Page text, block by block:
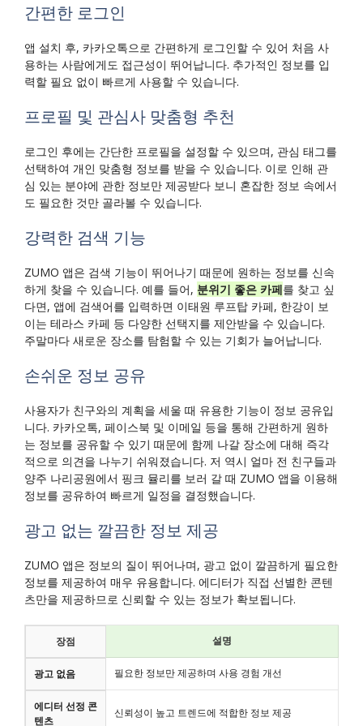
간편한 로그인
앱 설치 후, 카카오톡으로 간편하게 로그인할 수 있어 처음 사
용하는 사람에게도 접근성이 뛰어납니다. 추가적인 정보를 입
력할 필요 없이 빠르게 사용할 수 있습니다.
프로필 및 관심사 맞춤형 추천
로그인 후에는 간단한 프로필을 설정할 수 있으며, 관심 태그를
선택하여 개인 맞춤형 정보를 받을 수 있습니다. 이로 인해 관
심 있는 분야에 관한 정보만 제공받다 보니 혼잡한 정보 속에서
도 필요한 것만 골라볼 수 있습니다.
강력한 검색 기능
ZUMO 앱은 검색 기능이 뛰어나기 때문에 원하는 정보를 신속
하게 찾을 수 있습니다. 예를 들어, 분위기 좋은 카페를 찾고 싶
다면, 앱에 검색어를 입력하면 이태원 루프탑 카페, 한강이 보
이는 테라스 카페 등 다양한 선택지를 제안받을 수 있습니다.
주말마다 새로운 장소를 탐험할 수 있는 기회가 늘어납니다.
손쉬운 정보 공유
사용자가 친구와의 계획을 세울 때 유용한 기능이 정보 공유입
니다. 카카오톡, 페이스북 및 이메일 등을 통해 간편하게 원하
는 정보를 공유할 수 있기 때문에 함께 나갈 장소에 대해 즉각
적으로 의견을 나누기 쉬워졌습니다. 저 역시 얼마 전 친구들과
양주 나리공원에서 핑크 뮬리를 보러 갈 때 ZUMO 앱을 이용해
정보를 공유하여 빠르게 일정을 결정했습니다.
광고 없는 깔끔한 정보 제공
ZUMO 앱은 정보의 질이 뛰어나며, 광고 없이 깔끔하게 필요한
정보를 제공하여 매우 유용합니다. 에디터가 직접 선별한 콘텐
츠만을 제공하므로 신뢰할 수 있는 정보가 확보됩니다.
장점 설명
광고 없음 필요한 정보만 제공하며 사용 경험 개선
에디터 선정 콘
텐츠
신뢰성이 높고 트렌드에 적합한 정보 제공